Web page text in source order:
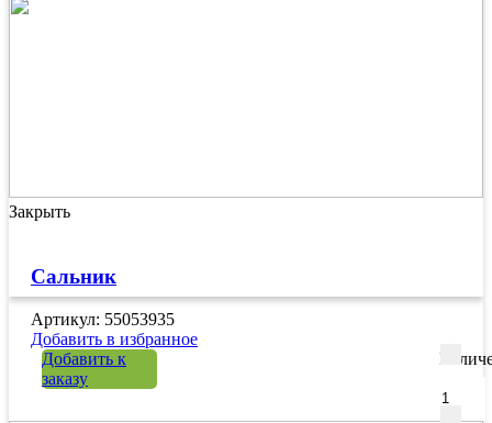
Закрыть
Сальник
Артикул: 55053935
Добавить в избранное
Добавить к
заказу